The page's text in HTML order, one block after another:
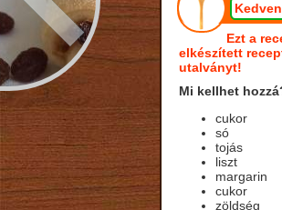
Ezt a
elkészített
utalványt!
Mi kellhet
cukor
só
tojás
liszt
margarin
cukor
zöldség